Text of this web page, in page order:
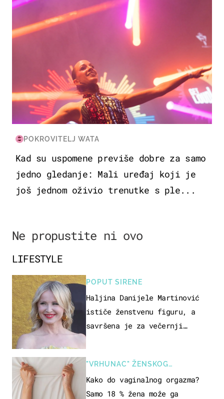
POKROVITELJ WATA
Kad su uspomene previše dobre za samo
jedno gledanje: Mali uređaj koji je
još jednom oživio trenutke s ple...
Ne propustite ni ovo
LIFESTYLE
POPUT SIRENE
Haljina Danijele Martinović
ističe ženstvenu figuru, a
savršena je za večernji
"VRHUNAC" ŽENSKOG
SEKSUALNOG ISKUSTVA
Kako do vaginalnog orgazma?
Samo 18 % žena može ga